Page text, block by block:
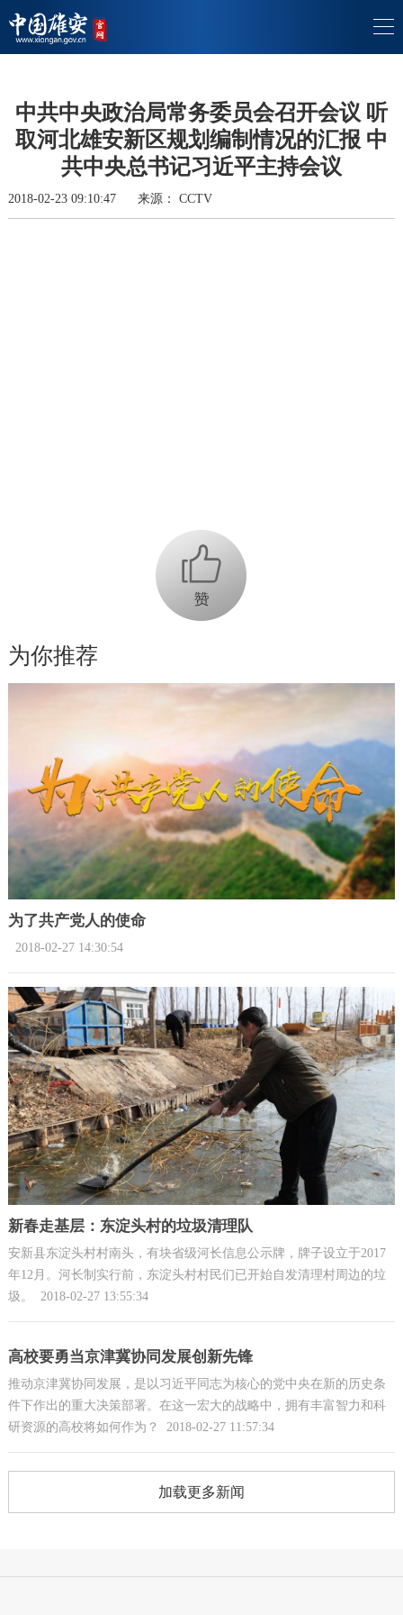
中共中央政治局常务委员会召开会议 听
取河北雄安新区规划编制情况的汇报 中
共中央总书记习近平主持会议
2018-02-23 09:10:47 来源： CCTV
+1
为你推荐
为了共产党人的使命
2018-02-27 14:30:54
新春走基层：东淀头村的垃圾清理队
安新县东淀头村村南头，有块省级河长信息公示牌，牌子设立于2017
年12月。河长制实行前，东淀头村村民们已开始自发清理村周边的垃
圾。
2018-02-27 13:55:34
高校要勇当京津冀协同发展创新先锋
推动京津冀协同发展，是以习近平同志为核心的党中央在新的历史条
件下作出的重大决策部署。在这一宏大的战略中，拥有丰富智力和科
研资源的高校将如何作为？
2018-02-27 11:57:34
加载更多新闻